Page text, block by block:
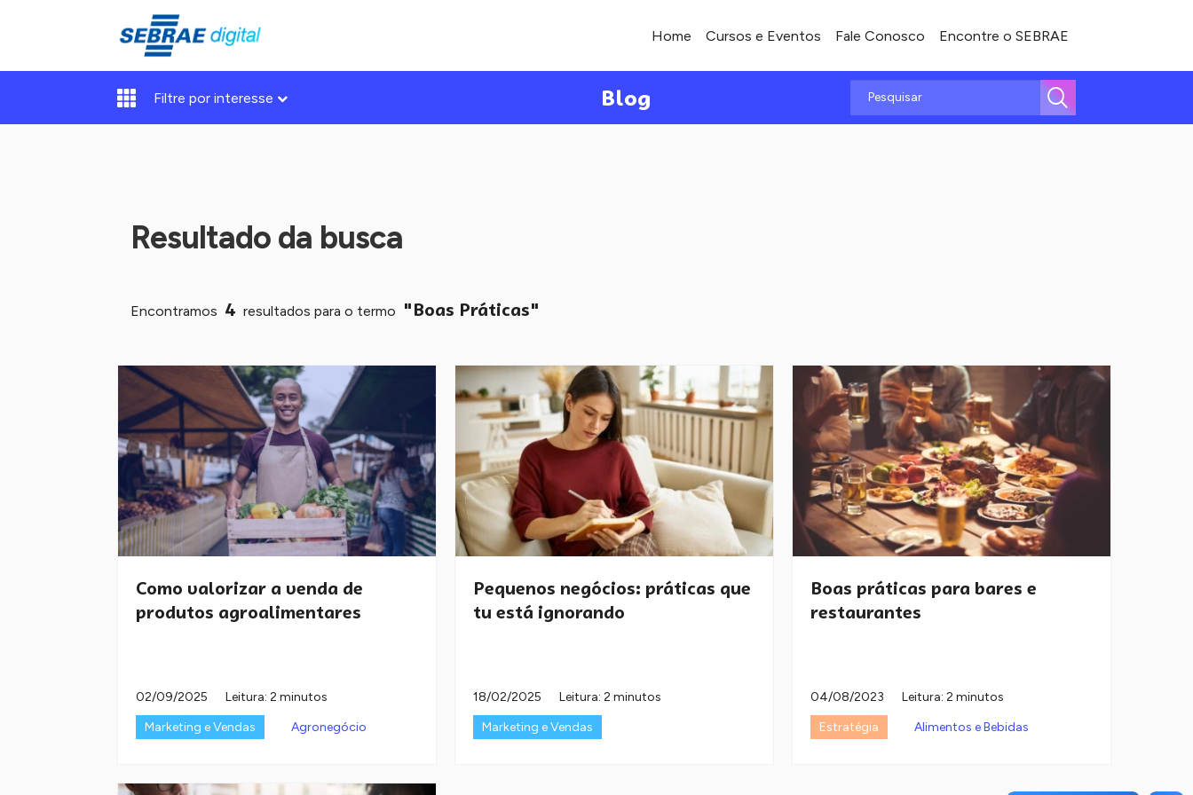
Home Cursos e Eventos Fale Conosco Encontre o SEBRAE
Filtre por interesse Blog
Resultado da busca
Encontramos 4 resultados para o termo "Boas Práticas"
Como valorizar a venda de
produtos agroalimentares
02/09/2025
Leitura: 2 minutos
Marketing e Vendas
Agronegócio
Pequenos negócios: práticas que
tu está ignorando
18/02/2025
Leitura: 2 minutos
Marketing e Vendas
Boas práticas para bares e
restaurantes
04/08/2023
Leitura: 2 minutos
Estratégia
Alimentos e Bebidas